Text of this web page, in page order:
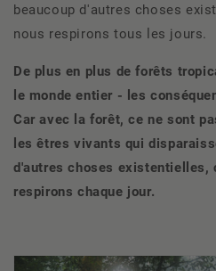
beaucoup d'autres choses
nous respirons tous les jours.
De plus en plus de forêts
le monde entier - les
Car avec la forêt, ce ne sont
les êtres vivants qui
d'autres choses existentielles,
respirons chaque jour.